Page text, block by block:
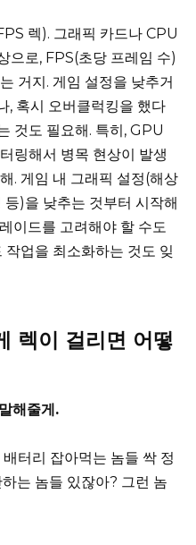
렉). 그래픽 카드나 CPU
으로, FPS(초당 프레임 수)
거지. 게임 설정을 낮추거
, 혹시 오버클럭킹을 했다
것도 필요해. 특히, GPU
링해서 병목 현상이 발생
. 게임 내 그래픽 설정(해상
)을 낮추는 것부터 시작해
이드를 고려해야 할 수도
업을 최소화하는 것도 잊
렉이 걸리면 어떻
해줄게.
배터리 잡아먹는 놈들 싹 정
는 놈들 있잖아? 그런 놈